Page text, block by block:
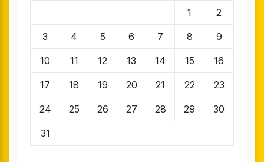
1 2
3 4 5 6 7 8 9
10 11 12 13 14 15 16
17 18 19 20 21 22 23
24 25 26 27 28 29 30
31